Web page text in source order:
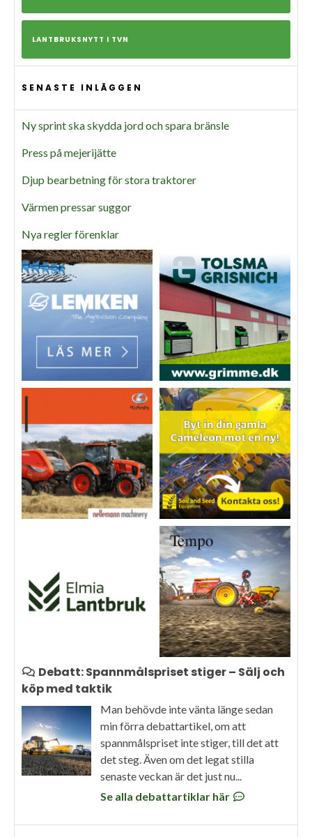
LANTBRUKSNYTT I TVN
SENASTE INLÄGGEN
Ny sprint ska skydda jord och spara bränsle
Press på mejerijätte
Djup bearbetning för stora traktorer
Värmen pressar suggor
Nya regler förenklar
Debatt: Spannmålspriset stiger – Sälj och
köp med taktik
Man behövde inte vänta länge sedan
min förra debattartikel, om att
spannmålspriset inte stiger, till det att
det steg. Även om det legat stilla
senaste veckan är det just nu...
Se alla debattartiklar här